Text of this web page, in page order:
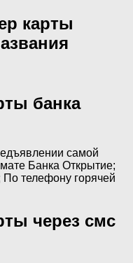
карты
банка
самой
Банка Открытие;
По телефону горячей
через смс